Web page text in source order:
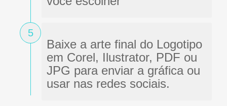
5
Baixe a arte final do Logotipo
em Corel, Ilustrator, PDF ou
JPG para enviar a gráfica ou
usar nas redes sociais.